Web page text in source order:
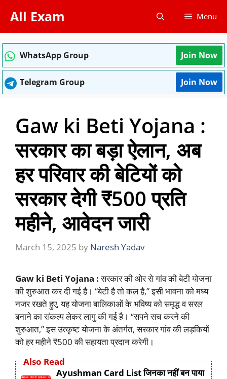
content
All Exam Menu
WhatsApp Group Join Now
Telegram Group Join Now
Gaw ki Beti Yojana :
सरकार का बड़ा ऐलान, अब
हर परिवार की बेटियों को
सरकार देगी ₹500 प्रति
महीने, आवेदन जारी
March 15, 2025 by Naresh Yadav
Gaw ki Beti Yojana :सरकार की ओर से गांव की बेटी योजना
की शुरुआत कर दी गई है। “बेटी है तो कल है,” इसी भावना को मध्य
नजर रखते हुए, यह योजना बालिकाओं के भविष्य को समृद्ध व सरल
बनाने का संकल्प लेकर लागु की गई है। “सपने सच करने की
शुरुआत,” इस उत्कृष्ट योजना के अंतर्गत, सरकार गांव की लड़कियों
को हर महीने ₹500 की सहायता प्रदान करेगी।
Also Read
Ayushman Card List जिनका नहीं बन पाया